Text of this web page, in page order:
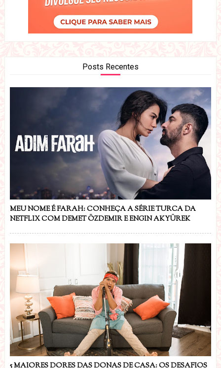
Posts Recentes
MEU NOME É FARAH: CONHEÇA A SÉRIE TURCA DA
NETFLIX COM DEMET ÖZDEMIR E ENGIN AKYÜREK
5 MAIORES DORES DAS DONAS DE CASA: OS DESAFIOS